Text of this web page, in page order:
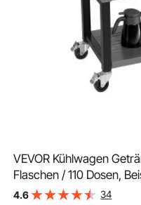
VEVOR Kühlwagen
Flaschen / 110 Dosen,
und Bars mit unterem
4.6 34